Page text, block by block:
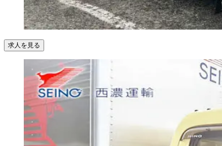
求人を見る